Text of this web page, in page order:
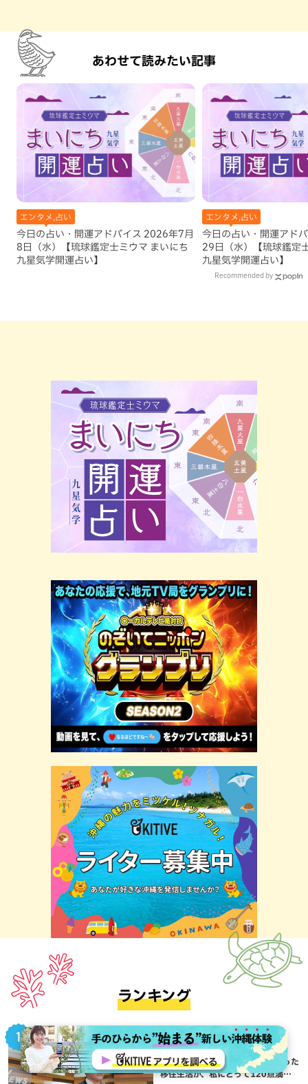
あわせて読みたい記事
エンタメ,占い
今日の占い・開運アドバイス 2026年7月
8日（水）【琉球鑑定士ミウマ まいにち
九星気学開運占い】
エンタメ,占い
今日の占い・開運アド
29日（水）【琉球鑑定
九星気学開運占い】
Recommended by
ランキング
地域,暮らし,本島南部,沖縄移住,那覇市
アナウンサーが語る”沖縄移
住”Vol.01：偶然のご縁から始まった
移住生活が、私にとって120点満点